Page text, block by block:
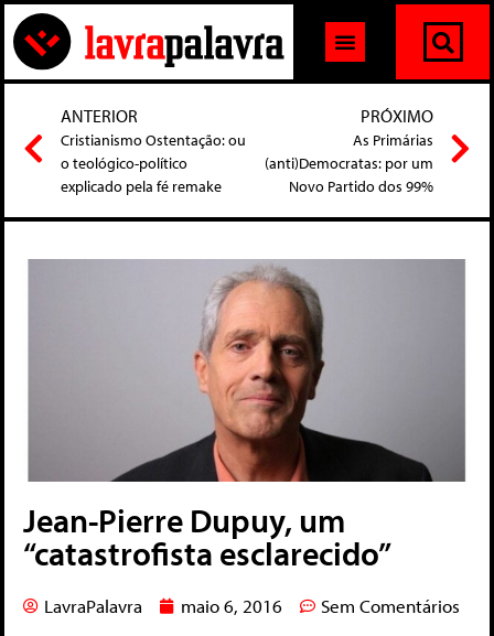
ANTERIOR
Cristianismo Ostentação: ou
o teológico-político
explicado pela fé remake
PRÓXIMO
As Primárias
(anti)Democratas: por um
Novo Partido dos 99%
Jean-Pierre Dupuy, um
“catastrofista esclarecido”
LavraPalavra maio 6, 2016 Sem Comentários